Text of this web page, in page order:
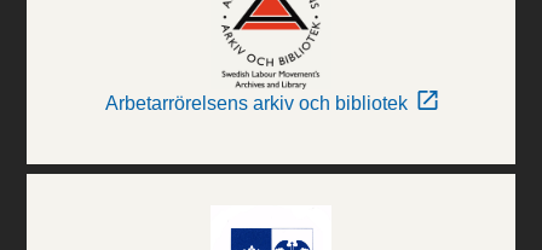
Arbetarrörelsens arkiv och bibliotek